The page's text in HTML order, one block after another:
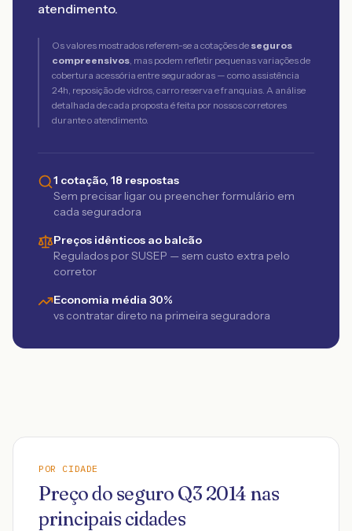
atendimento.
Os valores mostrados referem-se a cotações de seguros
compreensivos, mas podem refletir pequenas variações de
cobertura acessória entre seguradoras — como assistência
24h, reposição de vidros, carro reserva e franquias. A análise
detalhada de cada proposta é feita por nossos corretores
durante o atendimento.
1 cotação, 18 respostas
Sem precisar ligar ou preencher formulário em
cada seguradora
Preços idênticos ao balcão
Regulados por SUSEP — sem custo extra pelo
corretor
Economia média 30%
vs contratar direto na primeira seguradora
POR CIDADE
Preço do seguro Q3 2014 nas
principais cidades